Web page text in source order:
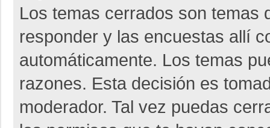
Los temas cerrados son temas
responder y las encuestas allí
automáticamente. Los temas
razones. Esta decisión es
moderador. Tal vez puedas